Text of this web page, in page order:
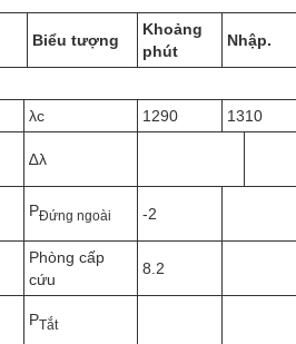
Biểu tượng
Khoảng
phút
Nhập.
λc 1290 1310
∆λ
PĐứng ngoài -2
Phòng cấp
cứu
8.2
PTắt